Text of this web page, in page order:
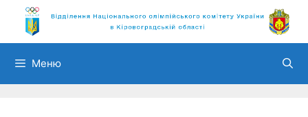
Перейти
вмісту
Меню